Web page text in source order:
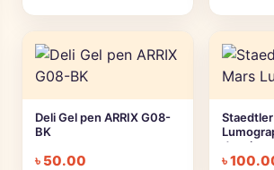
Deli Gel pen ARRIX G08-
BK
৳ 50.00
drawing
৳